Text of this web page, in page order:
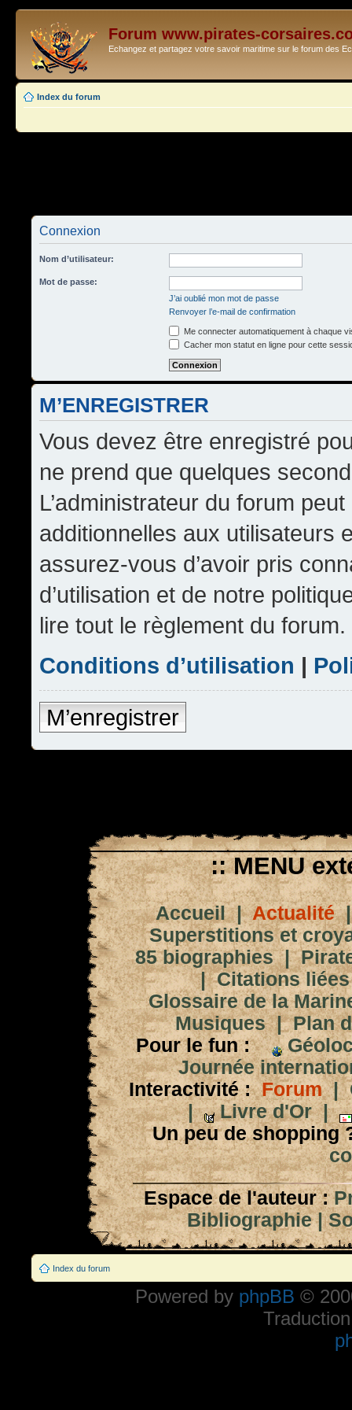
Forum www.pirates-
Echangez et partagez votre savoir maritime sur le forum des
Index du forum
Connexion
Nom d’utilisateur:
Mot de passe:
J’ai oublié mon mot de passe
Renvoyer l’e-mail de confirmation
Me connecter automatiquement à chaque
Cacher mon statut en ligne pour cette
M’ENREGISTRER
Vous devez être enregistré
ne prend que quelques
L’administrateur du forum
additionnelles aux utilisateurs
assurez-vous d’avoir pris
d’utilisation et de notre
lire tout le règlement du forum.
Conditions d’utilisation |
M’enregistrer
:: MENU
Accueil|Actualité
Superstitions et
85 biographies|
|Citations
Glossaire de la
Musiques|Plan
Pour le fun :
Journée
Interactivité : Forum|
|
Livre d'Or|
Un peu de shopping
Espace de l'auteur :
Bibliographie|
Index du forum
Powered by phpBB ©